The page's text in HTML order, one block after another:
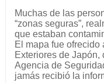
Muchas de las
“zonas seguras”,
que estaban
El mapa fue
Exteriores de Japón,
Agencia de
jamás recibió la